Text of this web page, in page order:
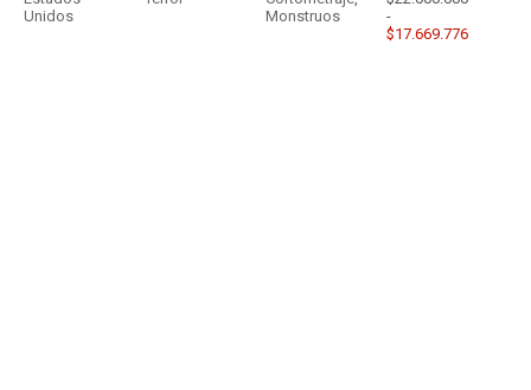
Unidos
Monstruos
-
$17.669.776